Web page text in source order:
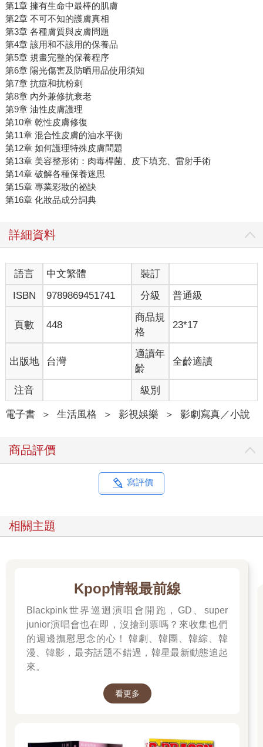
第1章 擁有生命中最棒的肌膚
第2章 不可不知的護膚真相
第3章 各種膚質與皮膚問題
第4章 該用和不該用的保養品
第5章 規畫完整的保養程序
第6章 陽光傷害及防晒用品使用須知
第7章 抗痘和抗粉刺
第8章 內外兼修抗衰老
第9章 油性皮膚護理
第10章 乾性皮膚修復
第11章 混合性皮膚的油水平衡
第12章 如何護理特殊皮膚問題
第13章 美容整形術：肉毒桿菌、皮下填充、雷射手術
第14章 破解各種保養迷思
第15章 專業彩妝的祕訣
第16章 化妝品成分詞典
詳細資料
語言 中文繁體
裝訂
ISBN
9789869451741 分級 普通級
頁數 448
商品規
格
23*17
出版地 台灣
適讀年
齡
全齡適讀
注音 級別
電子書 ＞ 生活風格 ＞ 影視娛樂 ＞ 影劇寫真／小說
商品評價
寫評價
相關主題
Kpop情報最前線
Blackpink世界巡迴演唱會開跑，GD、super
junior演唱會也在即，沒搶到票嗎？來收集也們
的週邊撫慰思念的心！ 韓劇、韓團、韓綜、韓
漫、韓影，最夯話題不錯過，韓星最新動態追起
來。
看更多